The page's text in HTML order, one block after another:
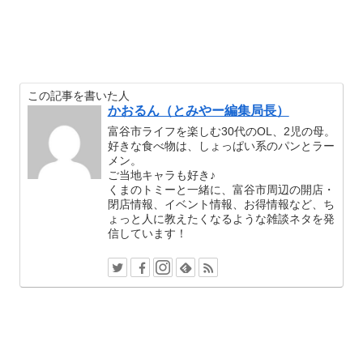
この記事を書いた人
かおるん（とみやー編集局長）
富谷市ライフを楽しむ30代のOL、2児の母。
好きな食べ物は、しょっぱい系のパンとラー
メン。
ご当地キャラも好き♪
くまのトミーと一緒に、富谷市周辺の開店・
閉店情報、イベント情報、お得情報など、ち
ょっと人に教えたくなるような雑談ネタを発
信しています！